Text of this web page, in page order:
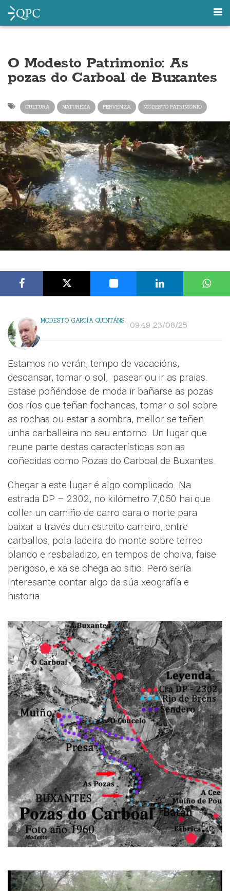
O Modesto Patrimonio: As
pozas do Carboal de Buxantes
CULTURA NATUREZA FERVENZA MODESTO PATRIMONIO
MODESTO GARCÍA QUINTÁNS 09:49 23/08/25
Estamos no verán, tempo de vacacións,
descansar, tomar o sol, pasear ou ir as praias.
Estase poñéndose de moda ir bañarse as pozas
dos ríos que teñan fochancas, tomar o sol sobre
as rochas ou estar a sombra, mellor se teñen
unha carballeira no seu entorno. Un lugar que
reune parte destas características son as
coñecidas como Pozas do Carboal de Buxantes.
Chegar a este lugar é algo complicado. Na
estrada DP – 2302, no kilómetro 7,050 hai que
coller un camiño de carro cara o norte para
baixar a través dun estreito carreiro, entre
carballos, pola ladeira do monte sobre terreo
blando e resbaladizo, en tempos de choiva, faise
perigoso, e xa se chega ao sitio. Pero sería
interesante contar algo da súa xeografía e
historia.